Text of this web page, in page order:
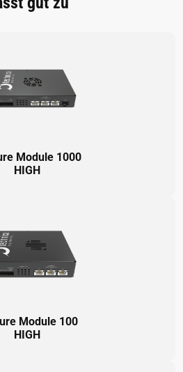
Module 1000
HIGH
Module 100
HIGH